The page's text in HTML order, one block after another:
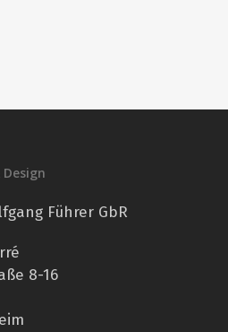
Führer GbR
8-16